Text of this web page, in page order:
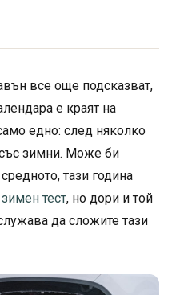
все още подсказват,
е краят на
едно: след няколко
зимни. Може би
тази година
тест, но дори и той
да сложите тази